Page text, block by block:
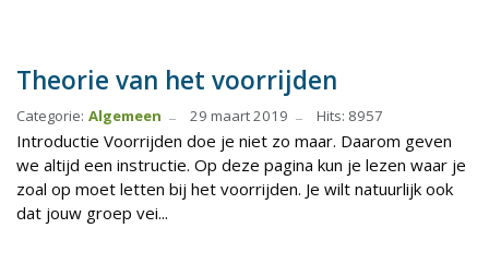
Theorie van het voorrijden
Categorie: Algemeen 29 maart 2019 Hits: 8957
Introductie Voorrijden doe je niet zo maar. Daarom geven
we altijd een instructie. Op deze pagina kun je lezen waar je
zoal op moet letten bij het voorrijden. Je wilt natuurlijk ook
dat jouw groep vei...